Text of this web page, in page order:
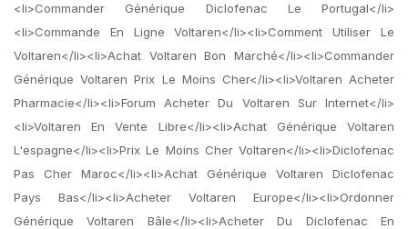
<li>Commander Générique Diclofenac Le Portugal</li>
<li>Commande En Ligne Voltaren</li><li>Comment Utiliser Le
Voltaren</li><li>Achat Voltaren Bon Marché</li><li>Commander
Générique Voltaren Prix Le Moins Cher</li><li>Voltaren Acheter
Pharmacie</li><li>Forum Acheter Du Voltaren Sur Internet</li>
<li>Voltaren En Vente Libre</li><li>Achat Générique Voltaren
L'espagne</li><li>Prix Le Moins Cher Voltaren</li><li>Diclofenac
Pas Cher Maroc</li><li>Achat Générique Voltaren Diclofenac
Pays Bas</li><li>Acheter Voltaren Europe</li><li>Ordonner
Générique Voltaren Bâle</li><li>Acheter Du Diclofenac En